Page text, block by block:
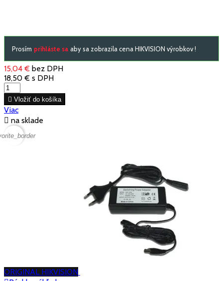
Prosím prihláste sa aby sa zobrazila cena HIKVISION výrobkov !
15,04 € bez DPH
18,50 € s DPH
 Vložiť do košíka
Viac
 na sklade
ORIGINAL HIKVISION